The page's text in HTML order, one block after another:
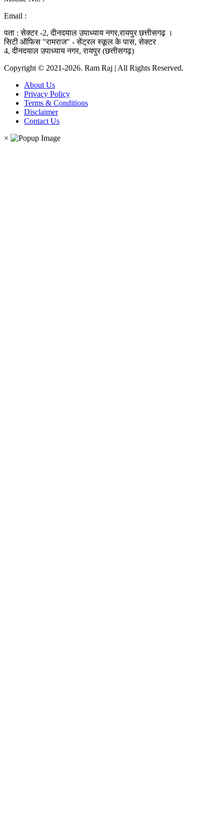
Email :
पता : सेक्टर -2, दीनदयाल उपाध्याय नगर,रायपुर छत्तीसगढ़ ।
सिटी ऑफिस "रामराज" - सेंट्रल स्कूल के पास, सेक्टर
4, दीनदयाल उपाध्याय नगर, रायपुर (छत्तीसगढ़)
Copyright © 2021-2026. Ram Raj | All Rights Reserved.
About Us
Privacy Policy
Terms & Conditions
Disclaimer
Contact Us
×